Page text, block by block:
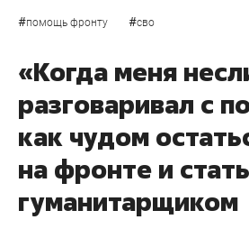
#помощь фронту #сво
«Когда меня
разговаривал с
как чудом
на фронте и стать
гуманитарщиком